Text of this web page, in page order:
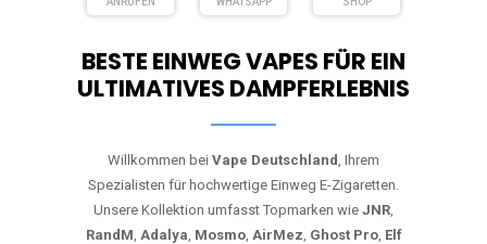
BESTE EINWEG VAPES FÜR EIN
ULTIMATIVES DAMPFERLEBNIS
Willkommen bei Vape Deutschland, Ihrem
Spezialisten für hochwertige Einweg E-Zigaretten.
Unsere Kollektion umfasst Topmarken wie JNR,
RandM, Adalya, Mosmo, AirMez, Ghost Pro, Elf